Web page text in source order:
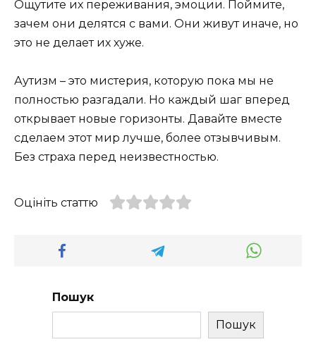
Ощутите их переживания, эмоции. Поймите,
зачем они делятся с вами. Они живут иначе, но
это не делает их хуже.
Аутизм – это мистерия, которую пока мы не
полностью разгадали. Но каждый шаг вперед
открывает новые горизонты. Давайте вместе
сделаем этот мир лучше, более отзывчивым.
Без страха перед неизвестностью.
Оцініть статтю
Пошук
Пошук